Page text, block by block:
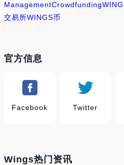
ManagementCrowdfunding
交易所WINGS币
官方信息
Facebook Twitter
Wings热门资讯